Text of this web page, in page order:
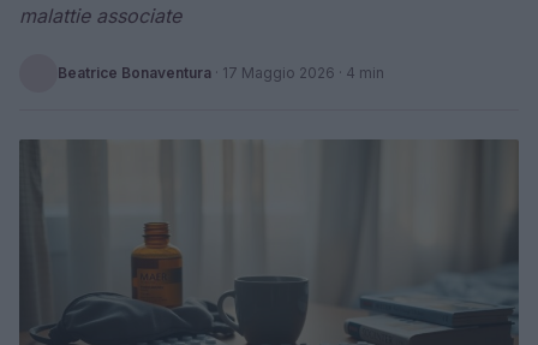
malattie associate
Beatrice Bonaventura · 17 Maggio 2026 · 4 min